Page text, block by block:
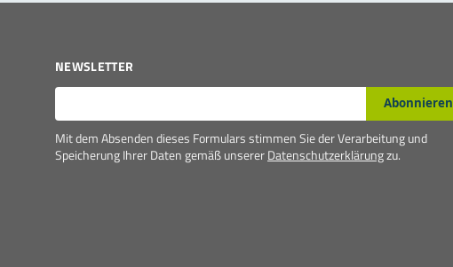
NEWSLETTER
E-Mail* Abonnieren
Mit dem Absenden dieses Formulars stimmen Sie der Verarbeitung und
Speicherung Ihrer Daten gemäß unsererDatenschutzerklärungzu.